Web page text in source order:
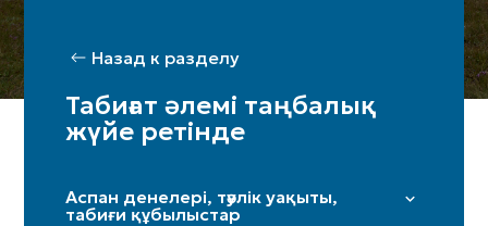
Назад к разделу
Табиғат әлемі таңбалық
жүйе ретінде
Аспан денелері, тәулік уақыты,
табиғи құбылыстар